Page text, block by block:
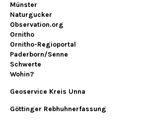
Münster
Naturgucker
Observation.org
Ornitho
Ornitho-Regioportal
Paderborn/Senne
Schwerte
Wohin?
Geoservice Kreis Unna
Göttinger Rebhuhnerfassung